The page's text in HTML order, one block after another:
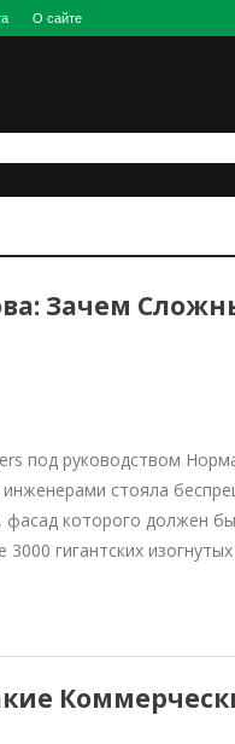
О сайте
Зачем
под руководством
стояла
которого должен
гигантских